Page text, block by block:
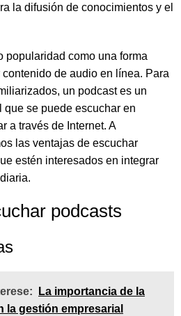
la difusión de conocimientos y el
popularidad como una forma
de audio en línea. Para
un podcast es un
se puede escuchar en
a través de Internet. A
las ventajas de escuchar
estén interesados en integrar
podcasts
La importancia de la
la gestión empresarial